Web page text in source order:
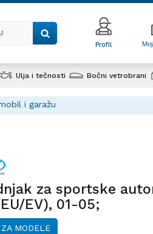
Profil
Ulja i tečnosti Bočni vetrobrani
i garažu
za sportske
EV), 01-05;
MODELE